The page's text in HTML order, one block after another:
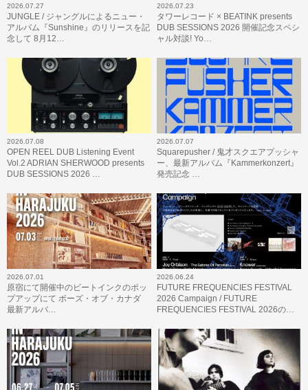
2026.07.27
JUNGLE / ジャングルによるニュー・
アルバム『Sunshine』のリリースを記
念して 8月12…
2026.07.23
タワーレコード × BEATINK presents
DUB SESSIONS 2026 開催記念スペシ
ャル対談! Yo…
2026.07.08
OPEN REEL DUB Listening Event
Vol.2 ADRIAN SHERWOOD presents
DUB SESSIONS 2026 …
2026.07.07
Squarepusher / 鬼才スクエアプッシャ
ー、最新アルバム『Kammerkonzert』
発売記念 …
2026.07.01
原宿にて開催中のビートインクのポッ
プアップにて ボーズ・オブ・カナダ
最新アルバ…
2026.06.24
FUTURE FREQUENCIES FESTIVAL
2026 Campaign / FUTURE
FREQUENCIES FESTIVAL 2026の…